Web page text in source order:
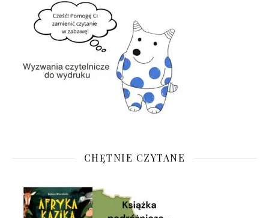
CHĘTNIE CZYTANE